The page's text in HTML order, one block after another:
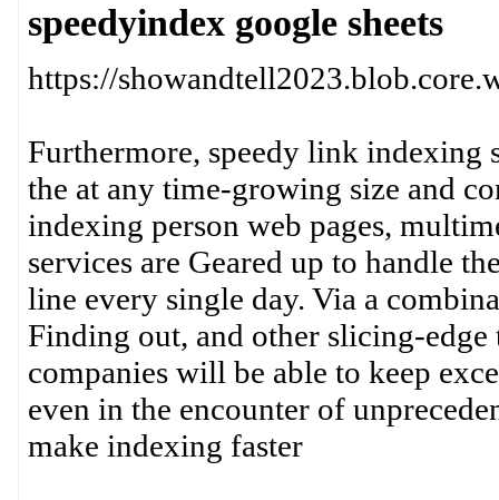
speedyindex google sheets
https://
Furthermore, speedy link indexing
the at any time-growing size and
indexing person web pages,
services are Geared up to handle
line every single day. Via a
Finding out, and other slicing-
companies will be able to keep
even in the encounter of
make indexing faster